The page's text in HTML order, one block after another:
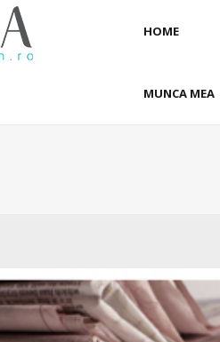
HOME
MUNCA MEA